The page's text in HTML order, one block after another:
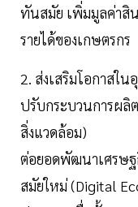
ทันสมัย เพิ่มมูลค่าสิ
รายได้ของเกษตรกร
2. ส่งเสริมโอกาสใ
ปรับกระบวนการผลิ
สิ่งแวดล้อม)
ต่อยอดพัฒนาเศรษ
สมัยใหม่ (Digital